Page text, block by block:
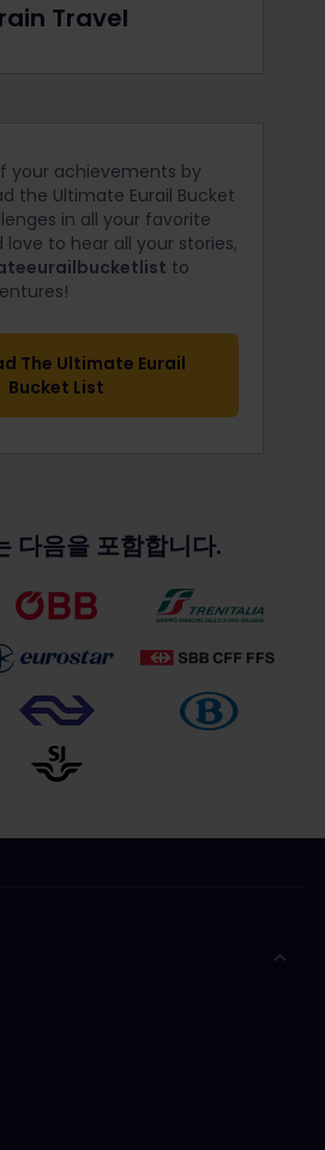
Travel
your achievements by
the Ultimate Eurail Bucket
in all your favorite
love to hear all your stories,
to
The Ultimate Eurail
Bucket List
다음을 포함합니다.